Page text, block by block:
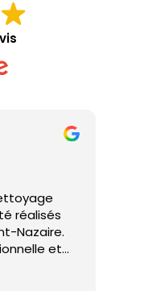
réalisés
Nazaire.
et
avec